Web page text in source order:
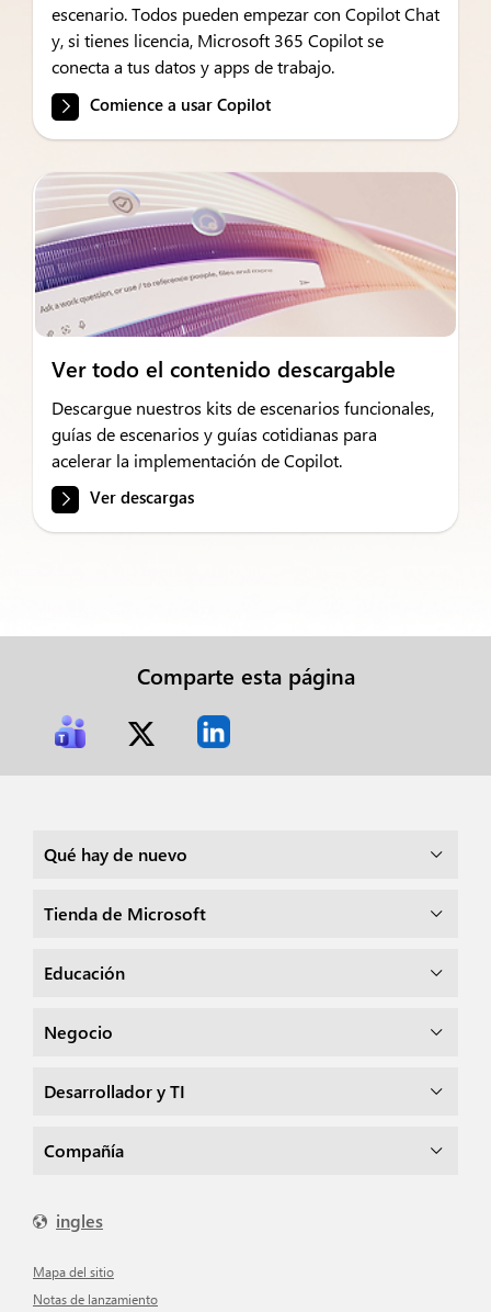
escenario. Todos pueden empezar con Copilot Chat
y, si tienes licencia, Microsoft 365 Copilot se
conecta a tus datos y apps de trabajo.
Comience a usar Copilot
Ver todo el contenido descargable
Descargue nuestros kits de escenarios funcionales,
guías de escenarios y guías cotidianas para
acelerar la implementación de Copilot.
Ver descargas
Comparte esta página
Qué hay de nuevo
Tienda de Microsoft
Educación
Negocio
Desarrollador y TI
Compañía
ingles
mapa del sitio
Notas de lanzamiento